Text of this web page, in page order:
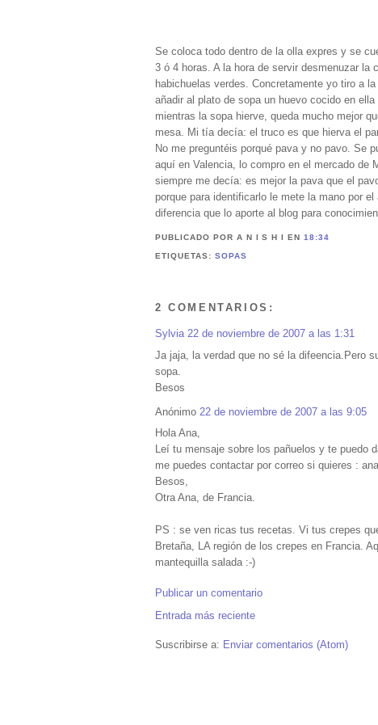
Se coloca todo dentro de la olla expres y se
3 ó 4 horas. A la hora de servir desmenuzar
habichuelas verdes. Concretamente yo tiro a
añadir al plato de sopa un huevo cocido en
mientras la sopa hierve, queda mucho mejor
mesa. Mi tía decía: el truco es que hierva el
No me preguntéis porqué pava y no pavo. Se
aquí en Valencia, lo compro en el mercado de
siempre me decía: es mejor la pava que el
porque para identificarlo le mete la mano por
diferencia que lo aporte al blog para
PUBLICADO POR A N I S H IEN18:34
ETIQUETAS: SOPAS
2 COMENTARIOS:
Sylvia 22 de noviembre de 2007 a las 1:31
Ja jaja, la verdad que no sé la difeencia.Pero
sopa.
Besos
Anónimo 22 de noviembre de 2007 a las 9:05
Hola Ana,
Leí tu mensaje sobre los pañuelos y te puedo
me puedes contactar por correo si quieres :
Besos,
Otra Ana, de Francia.
PS : se ven ricas tus recetas. Vi tus crepes
Bretaña, LA región de los crepes en Francia.
mantequilla salada :-)
Publicar un comentario
Entrada más reciente
Suscribirse a: Enviar comentarios (Atom)